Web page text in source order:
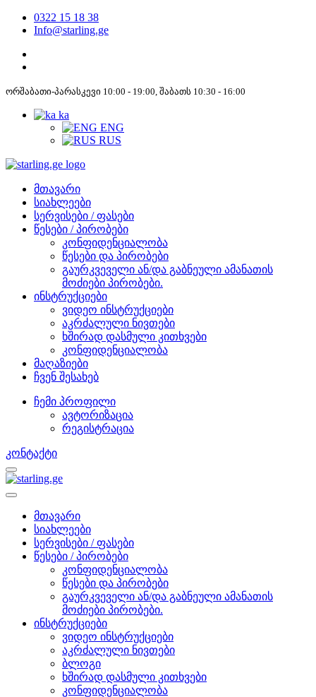
0322 15 18 38
Info@starling.ge
ორშაბათი-პარასკევი 10:00 - 19:00, შაბათს 10:30 - 16:00
ka
ENG
RUS
მთავარი
სიახლეები
სერვისები / ფასები
წესები / პირობები
კონფიდენციალობა
წესები და პირობები
გაურკვეველი ან/და გაბნეული ამანათის
მოძიები პირობები.
ინსტრუქციები
ვიდეო ინსტრუქციები
აკრძალული ნივთები
ხშირად დასმული კითხვები
კონფიდენციალობა
მაღაზიები
ჩვენ შესახებ
ჩემი პროფილი
ავტორიზაცია
რეგისტრაცია
კონტაქტი
მთავარი
სიახლეები
სერვისები / ფასები
წესები / პირობები
კონფიდენციალობა
წესები და პირობები
გაურკვეველი ან/და გაბნეული ამანათის
მოძიები პირობები.
ინსტრუქციები
ვიდეო ინსტრუქციები
აკრძალული ნივთები
ბლოგი
ხშირად დასმული კითხვები
კონფიდენციალობა